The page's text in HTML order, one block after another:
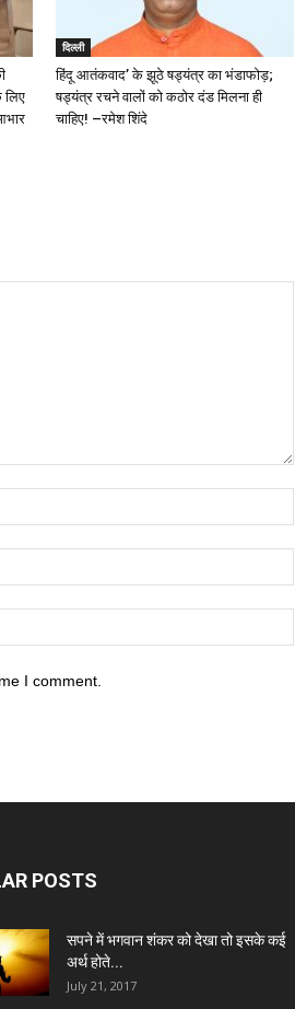
लिए
दिल्ली
हिंदू आतंकवाद’ के झूठे षड्यंत्र का भंडाफोड़;
षड्यंत्र रचने वालों को कठोर दंड मिलना ही
चाहिए! –रमेश शिंदे
I comment.
POSTS
सपने में भगवान शंकर को देखा तो इसके कई
अर्थ होते...
July 21, 2017